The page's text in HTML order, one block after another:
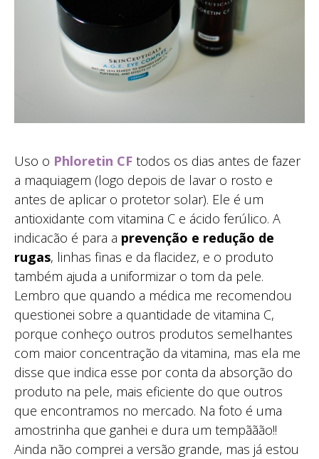
Uso o Phloretin CF todos os dias antes de fazer
a maquiagem (logo depois de lavar o rosto e
antes de aplicar o protetor solar). Ele é um
antioxidante com vitamina C e ácido ferúlico. A
indicacão é para a prevenção e redução de
rugas, linhas finas e da flacidez, e o produto
também ajuda a uniformizar o tom da pele.
Lembro que quando a médica me recomendou
questionei sobre a quantidade de vitamina C,
porque conheço outros produtos semelhantes
com maior concentração da vitamina, mas ela me
disse que indica esse por conta da absorção do
produto na pele, mais eficiente do que outros
que encontramos no mercado. Na foto é uma
amostrinha que ganhei e dura um tempããão!!
Ainda não comprei a versão grande, mas já estou